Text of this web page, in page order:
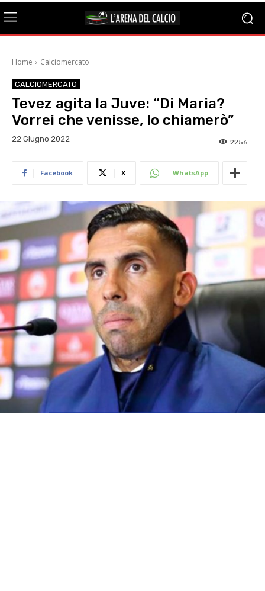
Home Calciomercato
CALCIOMERCATO
Tevez agita la Juve: “Di Maria?
Vorrei che venisse, lo chiamerò”
22 Giugno 2022 2256
Facebook X WhatsApp